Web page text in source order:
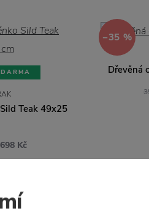
Teak 49x25
Kč
−35 %
Dřevěná